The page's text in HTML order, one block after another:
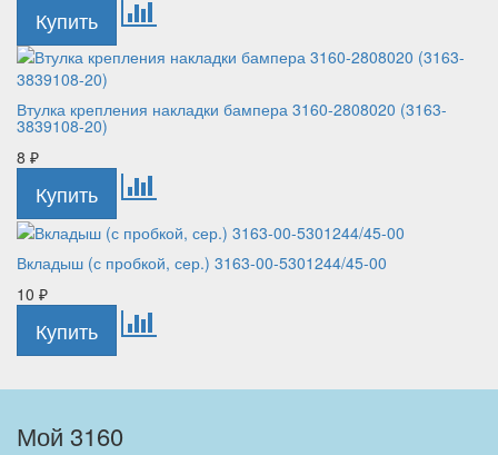
Втулка крепления накладки бампера 3160-2808020 (3163-
3839108-20)
8 ₽
Вкладыш (с пробкой, сер.) 3163-00-5301244/45-00
10 ₽
Мой 3160